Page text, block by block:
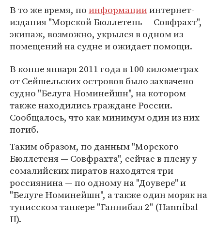
В то же время, поинформацииинтернет-
издания "Морской Бюллетень — Совфрахт",
экипаж, возможно, укрылся в одном из
помещений на судне и ожидает помощи.
В конце января 2011 года в 100 километрах
от Сейшельских островов было захвачено
судно "Белуга Номинейшн", на котором
также находились граждане России.
Сообщалось, что как минимум один из них
погиб.
Таким образом, по данным "Морского
Бюллетеня — Совфрахта", сейчас в плену у
сомалийских пиратов находятся три
россиянина — по одному на "Доувере" и
"Белуге Номинейшн", а также один моряк на
тунисском танкере "Ганнибал 2" (Hannibal
II).